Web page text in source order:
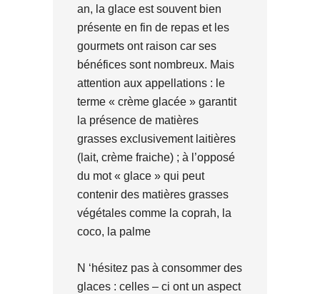
an, la glace est souvent bien
présente en fin de repas et les
gourmets ont raison car ses
bénéfices sont nombreux. Mais
attention aux appellations : le
terme « crème glacée » garantit
la présence de matières
grasses exclusivement laitières
(lait, crème fraiche) ; à l’opposé
du mot « glace » qui peut
contenir des matières grasses
végétales comme la coprah, la
coco, la palme
N ‘hésitez pas à consommer des
glaces : celles – ci ont un aspect